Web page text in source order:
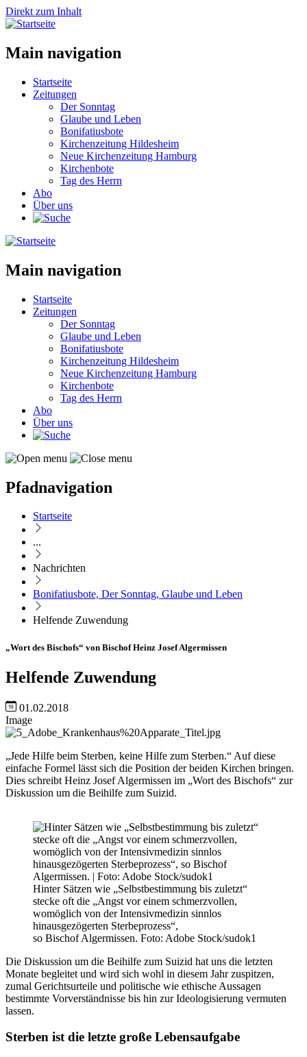
Direkt zum Inhalt
Main navigation
Startseite
Zeitungen
Der Sonntag
Glaube und Leben
Bonifatiusbote
Kirchenzeitung Hildesheim
Neue Kirchenzeitung Hamburg
Kirchenbote
Tag des Herrn
Abo
Über uns
Main navigation
Startseite
Zeitungen
Der Sonntag
Glaube und Leben
Bonifatiusbote
Kirchenzeitung Hildesheim
Neue Kirchenzeitung Hamburg
Kirchenbote
Tag des Herrn
Abo
Über uns
Pfadnavigation
Startseite
...
Nachrichten
Bonifatiusbote, Der Sonntag, Glaube und Leben
Helfende Zuwendung
„Wort des Bischofs“ von Bischof Heinz Josef Algermissen
Helfende Zuwendung
01.02.2018
Image
„Jede Hilfe beim Sterben, keine Hilfe zum Sterben.“ Auf diese
einfache Formel lässt sich die Position der beiden Kirchen bringen.
Dies schreibt Heinz Josef Algermissen im „Wort des Bischofs“ zur
Diskussion um die Beihilfe zum Suizid.
Hinter Sätzen wie „Selbstbestimmung bis zuletzt“
stecke oft die „Angst vor einem schmerzvollen,
womöglich von der Intensivmedizin sinnlos
hinausgezögerten Sterbeprozess“,
so Bischof Algermissen. Foto: Adobe Stock/sudok1
Die Diskussion um die Beihilfe zum Suizid hat uns die letzten
Monate begleitet und wird sich wohl in diesem Jahr zuspitzen,
zumal Gerichtsurteile und politische wie ethische Aussagen
bestimmte Vorverständnisse bis hin zur Ideologisierung vermuten
lassen.
Sterben ist die letzte große Lebensaufgabe